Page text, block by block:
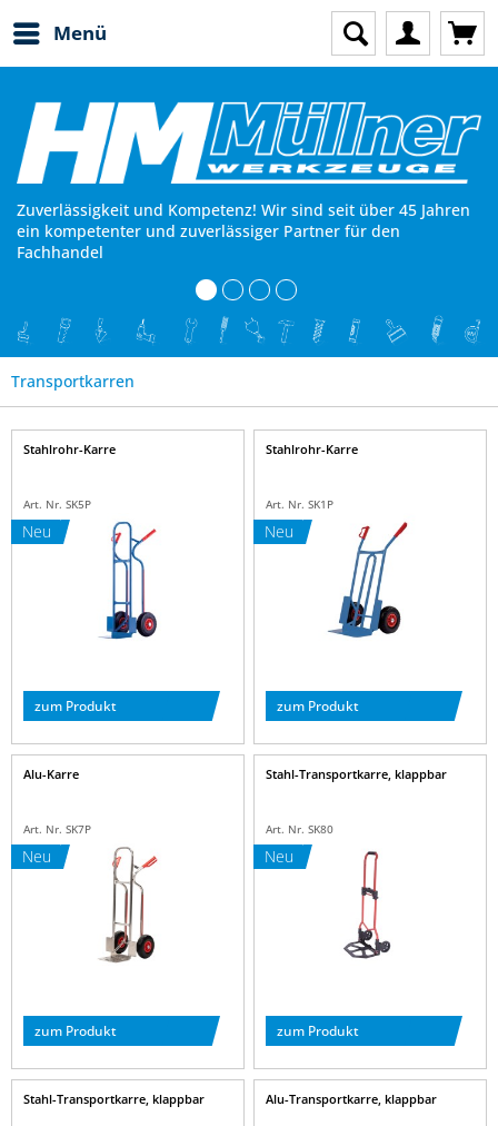
Menü
Zuverlässigkeit und Kompetenz! Wir sind seit über 45 Jahren
ein kompetenter und zuverlässiger Partner für den
Fachhandel
Transportkarren
Neu
Stahlrohr-Karre
Art. Nr. SK5P
zum Produkt
Neu
Stahlrohr-Karre
Art. Nr. SK1P
zum Produkt
Neu
Alu-Karre
Art. Nr. SK7P
zum Produkt
Neu
Stahl-Transportkarre, klappbar
Art. Nr. SK80
zum Produkt
Stahl-Transportkarre, klappbar Alu-Transportkarre, klappbar